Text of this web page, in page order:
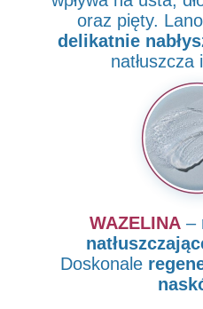
oraz pięty.
delikatnie
natłuszcza
WAZELINA –
Doskonale